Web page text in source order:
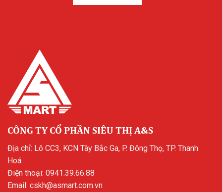
CÔNG TY CỔ PHẦN SIÊU THỊ A&S
Địa chỉ: Lô CC3, KCN Tây Bắc Ga, P. Đông Thọ, TP. Thanh
Hoá.
Điện thoại: 0941.39.66.88
Email: cskh@asmart.com.vn